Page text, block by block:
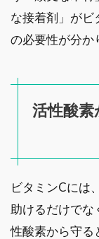
な接着剤」がビ
の必要性が分か
活性酸素
ビタミンCには
助けるだけでな
性酸素から守る